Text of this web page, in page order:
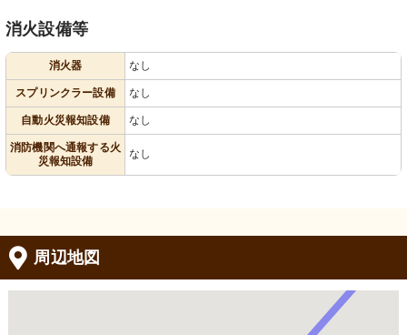
消火設備等
消火器 なし
スプリンクラー設備 なし
自動火災報知設備 なし
消防機関へ通報する火
災報知設備
なし
周辺地図